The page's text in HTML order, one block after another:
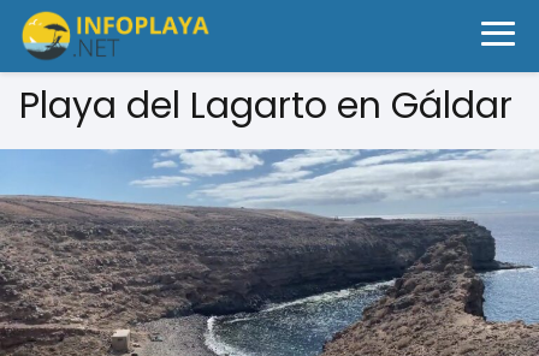
Playa del Lagarto en Gáldar